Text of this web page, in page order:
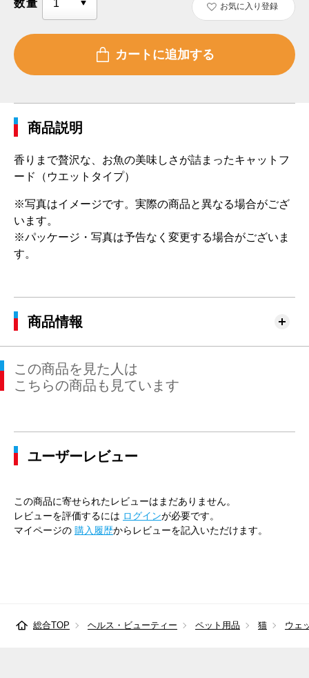
数量 お気に入り登録
商品説明
香りまで贅沢な、お魚の美味しさが詰まったキャットフ
ード（ウエットタイプ）
※写真はイメージです。実際の商品と異なる場合がござ
います。
※パッケージ・写真は予告なく変更する場合がございま
す。
商品情報
この商品を見た人は
こちらの商品も見ています
ユーザーレビュー
この商品に寄せられたレビューはまだありません。
レビューを評価するには ログインが必要です。
マイページの 購入履歴からレビューを記入いただけます。
総合TOP ヘルス・ビューティー ペット用品 猫 ウェ